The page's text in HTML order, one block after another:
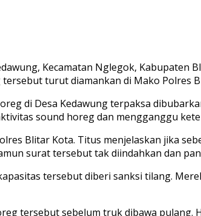
Kecamatan Nglegok, Kabupaten
turut diamankan di Mako Polres
di Desa Kedawung terpaksa
sound horeg dan mengganggu
Blitar Kota. Titus menjelaskan jika
surat tersebut tak diindahkan dan
tersebut diberi sanksi tilang.
tersebut sebelum truk dibawa